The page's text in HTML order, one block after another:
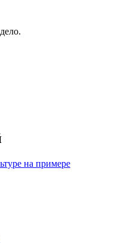
на примере